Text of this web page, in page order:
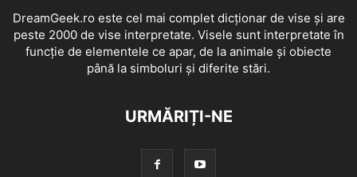
DreamGeek.ro este cel mai complet dicționar de vise și are
peste 2000 de vise interpretate. Visele sunt interpretate în
funcție de elementele ce apar, de la animale și obiecte
până la simboluri și diferite stări.
URMĂRIȚI-NE